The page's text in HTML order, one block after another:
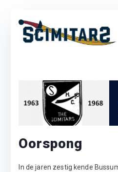
naar
Oorspong
In de jaren zestig kende